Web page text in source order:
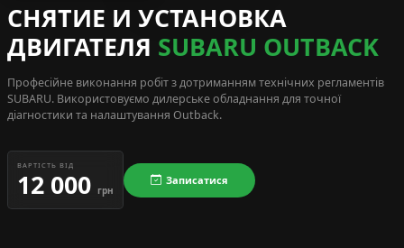
СНЯТИЕ И УСТАНОВКА
ДВИГАТЕЛЯ SUBARU OUTBACK
Професійне виконання робіт з дотриманням технічних регламентів
SUBARU. Використовуємо дилерське обладнання для точної
діагностики та налаштування Outback.
ВАРТІСТЬ ВІД
12 000 грн
Записатися